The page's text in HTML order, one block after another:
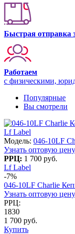
Быстрая отправка
Работаем
с физическими,
Популярные
Вы смотрели
Lf Label
Модель: 046-10LF
Узнать оптовую цену
РРЦ: 1 700 руб.
Lf Label
-7%
046-10LF Charlie
Узнать оптовую цену
РРЦ:
1830
1 700 руб.
Купить